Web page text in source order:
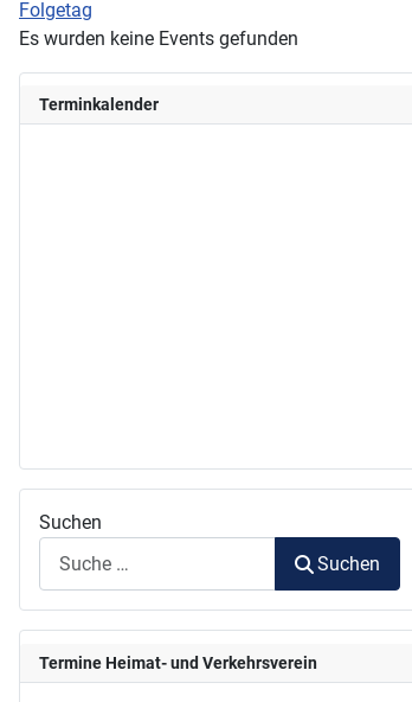
Terminkalender
Suchen
Suchen
Termine Heimat- und Verkehrsverein
Folgetag
Es wurden keine Events gefunden